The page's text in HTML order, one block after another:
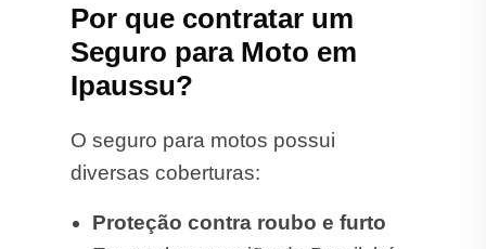
Por que contratar um
Seguro para Moto em
Ipaussu?
O seguro para motos possui
diversas coberturas:
Proteção contra roubo e furto